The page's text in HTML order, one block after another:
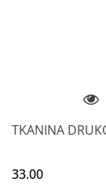
TKANINA
33.00